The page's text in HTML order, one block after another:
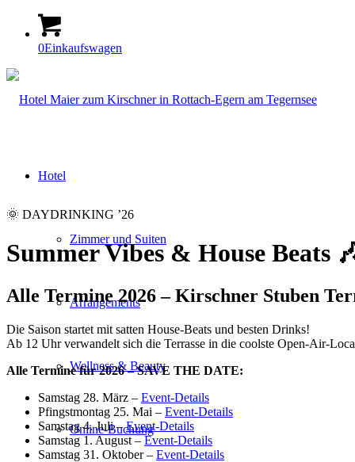
0Einkaufswagen
Hotel
Zimmer und Suiten
Arrangements
Wellness & Beauty
Online-Buchung
🌞 DAYDRINKING ’26
Summer Vibes& House Beats
Alle Termine 2026 – Kirschner Stuben
Die Saison startet mit satten House-Beats und besten Drinks!
Ab 12 Uhr verwandelt sich die Terrasse in die coolste Open-Air-
Alle Termine für 2026 – SAVE THE DATE:
Samstag 28. März – Event-Details
Pfingstmontag 25. Mai – Event-Details
Samstag 4. Juli –Event-Details
Samstag 1. August – Event-Details
Samstag 31. Oktober – Event-Details